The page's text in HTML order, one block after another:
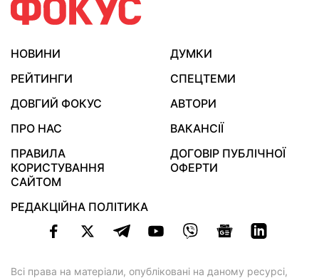
НОВИНИ
ДУМКИ
РЕЙТИНГИ
СПЕЦТЕМИ
ДОВГИЙ ФОКУС
АВТОРИ
ПРО НАС
ВАКАНСІЇ
ПРАВИЛА
КОРИСТУВАННЯ
САЙТОМ
ДОГОВІР ПУБЛІЧНОЇ
ОФЕРТИ
РЕДАКЦІЙНА ПОЛІТИКА
Всі права на матеріали, опубліковані на даному ресурсі,